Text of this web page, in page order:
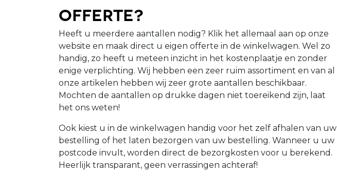
Offerte?
Heeft u meerdere aantallen nodig? Klik het allemaal aan op onze
website en maak direct u eigen offerte in de winkelwagen. Wel zo
handig, zo heeft u meteen inzicht in het kostenplaatje en zonder
enige verplichting. Wij hebben een zeer ruim assortiment en van al
onze artikelen hebben wij zeer grote aantallen beschikbaar.
Mochten de aantallen op drukke dagen niet toereikend zijn, laat
het ons weten!
Ook kiest u in de winkelwagen handig voor het zelf afhalen van uw
bestelling of het laten bezorgen van uw bestelling. Wanneer u uw
postcode invult, worden direct de bezorgkosten voor u berekend.
Heerlijk transparant, geen verrassingen achteraf!